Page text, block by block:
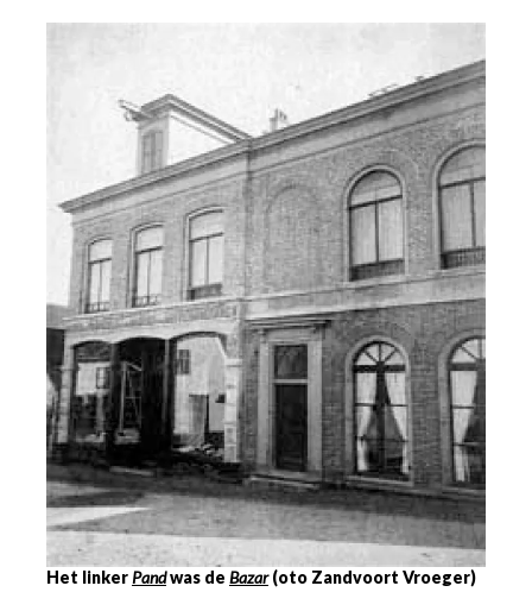
Het linker Pandwas de Bazar(oto Zandvoort Vroeger)